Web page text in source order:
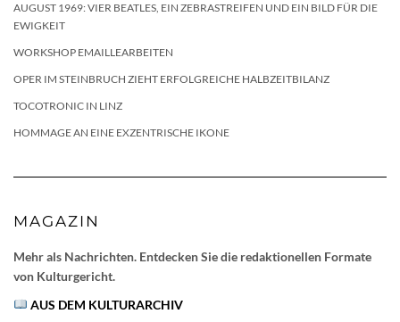
AUGUST 1969: VIER BEATLES, EIN ZEBRASTREIFEN UND EIN BILD FÜR DIE
EWIGKEIT
WORKSHOP EMAILLEARBEITEN
OPER IM STEINBRUCH ZIEHT ERFOLGREICHE HALBZEITBILANZ
TOCOTRONIC IN LINZ
HOMMAGE AN EINE EXZENTRISCHE IKONE
MAGAZIN
Mehr als Nachrichten. Entdecken Sie die redaktionellen Formate
von Kulturgericht.
AUS DEM KULTURARCHIV